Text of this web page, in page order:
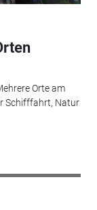
Orte am
Schifffahrt, Natur